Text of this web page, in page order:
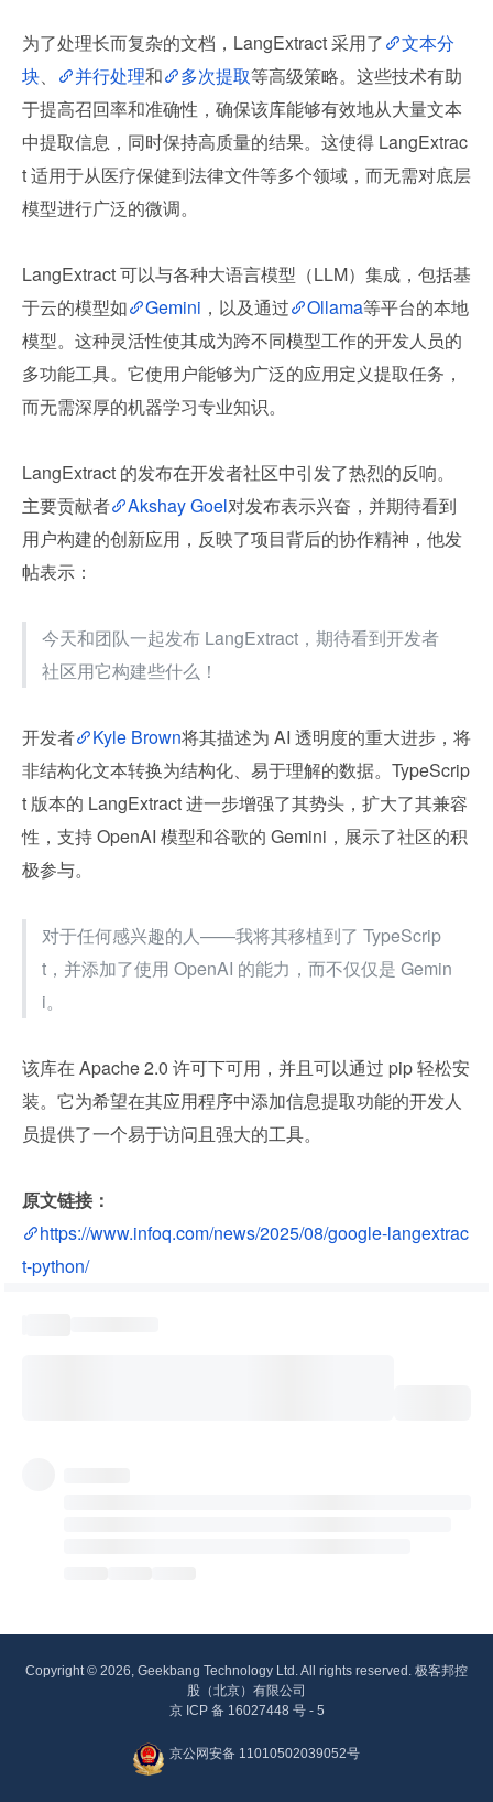
为了处理长而复杂的文档，LangExtract 采用了
文本分
块、 并行处理和 多次提取等高级策略。这些技术有助
于提高召回率和准确性，确保该库能够有效地从大量文本
中提取信息，同时保持高质量的结果。这使得 LangExtrac
t 适用于从医疗保健到法律文件等多个领域，而无需对底层
模型进行广泛的微调。
LangExtract 可以与各种大语言模型（LLM）集成，包括基
于云的模型如
Gemini ，以及通过 Ollama等平台的本地
模型。这种灵活性使其成为跨不同模型工作的开发人员的
多功能工具。它使用户能够为广泛的应用定义提取任务，
而无需深厚的机器学习专业知识。
LangExtract 的发布在开发者社区中引发了热烈的反响。
主要贡献者
Akshay Goel对发布表示兴奋，并期待看到
用户构建的创新应用，反映了项目背后的协作精神，他发
帖表示：
今天和团队一起发布 LangExtract，期待看到开发者
社区用它构建些什么！
开发者 Kyle Brown将其描述为 AI 透明度的重大进步，将
非结构化文本转换为结构化、易于理解的数据。TypeScrip
t 版本的 LangExtract 进一步增强了其势头，扩大了其兼容
性，支持 OpenAI 模型和谷歌的 Gemini，展示了社区的积
极参与。
对于任何感兴趣的人——我将其移植到了 TypeScrip
t，并添加了使用 OpenAI 的能力，而不仅仅是 Gemin
i。
该库在 Apache 2.0 许可下可用，并且可以通过 pip 轻松安
装。它为希望在其应用程序中添加信息提取功能的开发人
员提供了一个易于访问且强大的工具。
原文链接：
https://www.infoq.com/news/2025/08/google-langextrac
t-python/
Copyright © 2026, Geekbang Technology Ltd. All rights reserved. 极客邦控
股（北京）有限公司
京 ICP 备 16027448 号 - 5
京公网安备 11010502039052号